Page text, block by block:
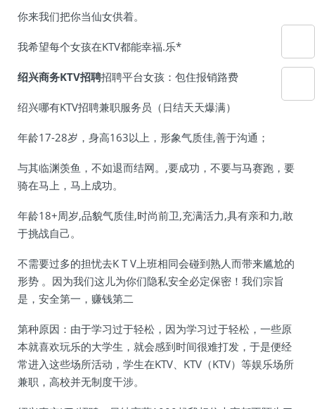
你来我们把你当仙女供着。
我希望每个女孩在KTV都能幸福.乐*
绍兴商务KTV招聘招聘平台女孩：包住报销路费
绍兴哪有KTV招聘兼职服务员（日结天天爆满）
年龄17-28岁，身高163以上，形象气质佳,善于沟通；
与其临渊羡鱼，不如退而结网。,要成功，不要与马赛跑，要
骑在马上，马上成功。
年龄18+周岁,品貌气质佳,时尚前卫,充满活力,具有亲和力,敢
于挑战自己。
不需要过多的担忧去K T V上班相同会碰到熟人而带来尴尬的
形势 。因为我们这儿为你们隐私安全必定保密！我们宗旨
是，安全第一，赚钱第二
第种原因：由于学习过于轻松，因为学习过于轻松，一些原
本就喜欢玩乐的大学生，就会感到时间很难打发，于是便经
常进入这些场所活动，学生在KTV、KTV（KTV）等娱乐场所
兼职，高校并无制度干涉。